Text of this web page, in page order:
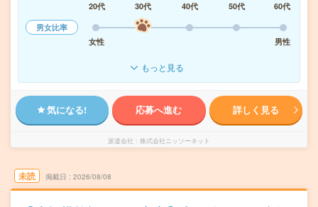
20代
30代 40代 50代
60代
男女比率
女性
男性
もっと見る
気になる! 応募へ進む 詳しく見る
派遣会社 株式会社ニッソーネット
未読 掲載日 2026/08/08